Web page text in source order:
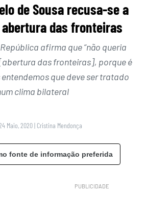
de Sousa recusa-se a
das fronteiras
afirma que “não queria
das fronteiras], porque é
entendemos que deve ser tratado
clima bilateral
Maio, 2020 | Cristina Mendonça
fonte de informação preferida